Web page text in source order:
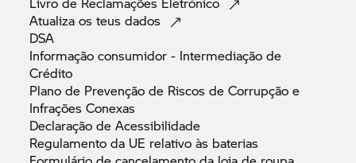
Atualiza os teusdados
DSA
Informação consumidor - Intermediação de
Crédito
Plano de Prevenção de Riscos de Corrupção e
InfraçõesConexas
Declaração deAcessibilidade
Regulamento da UE relativo às baterias